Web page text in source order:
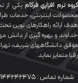
گروه نرم افزاري فرکاميکي از
هدف ارائه راهکارهای نوین تحت
خداوند و بهره گيري از دانش
موفق دانشگاههای شريف،
رقبا متمایز نماید.
شماره تماس :